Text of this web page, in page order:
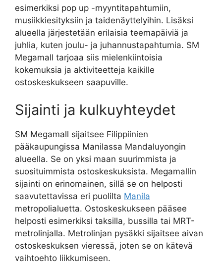
esimerkiksi pop up -myyntitapahtumiin,
musiikkiesityksiin ja taidenäyttelyihin. Lisäksi
alueella järjestetään erilaisia teemapäiviä ja
juhlia, kuten joulu- ja juhannustapahtumia. SM
Megamall tarjoaa siis mielenkiintoisia
kokemuksia ja aktiviteetteja kaikille
ostoskeskukseen saapuville.
Sijainti ja kulkuyhteydet
SM Megamall sijaitsee Filippiinien
pääkaupungissa Manilassa Mandaluyongin
alueella. Se on yksi maan suurimmista ja
suosituimmista ostoskeskuksista. Megamallin
sijainti on erinomainen, sillä se on helposti
saavutettavissa eri puolilta Manila
metropolialuetta. Ostoskeskukseen pääsee
helposti esimerkiksi taksilla, bussilla tai MRT-
metrolinjalla. Metrolinjan pysäkki sijaitsee aivan
ostoskeskuksen vieressä, joten se on kätevä
vaihtoehto liikkumiseen.